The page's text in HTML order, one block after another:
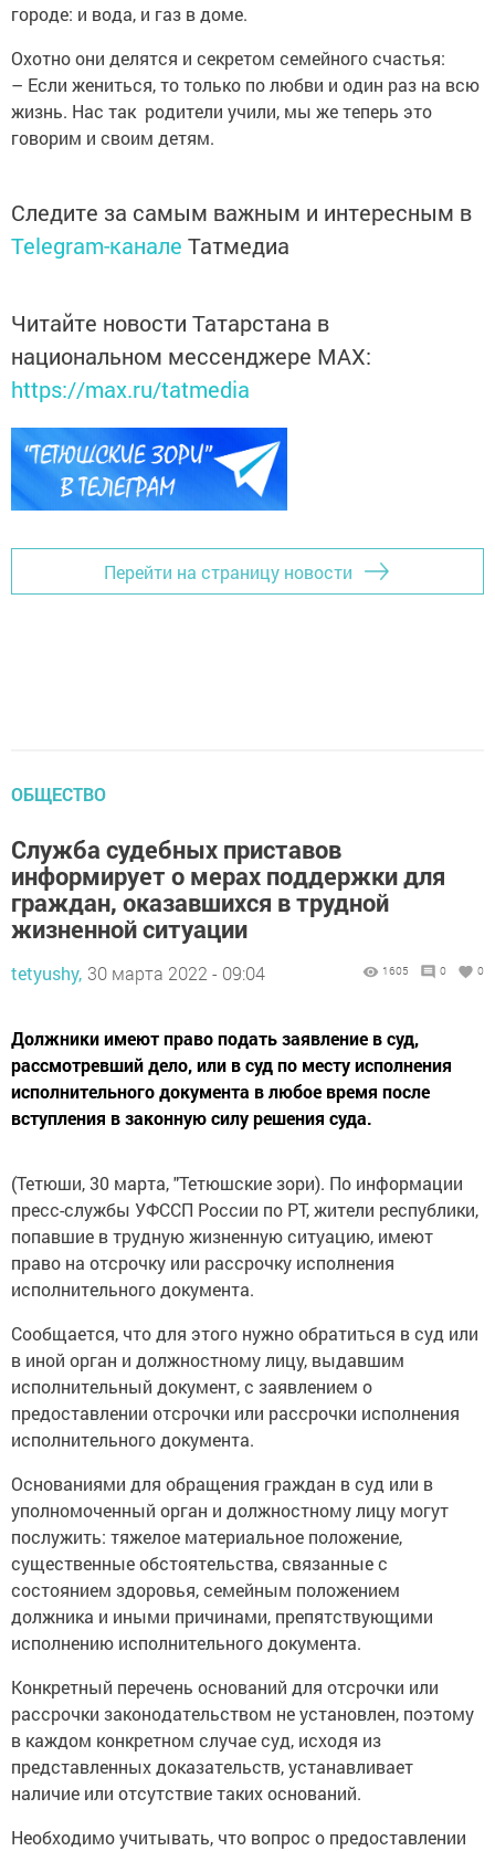
городе: и вода, и газ в доме.
Охотно они делятся и секретом семейного счастья:
– Если жениться, то только по любви и один раз на всю
жизнь. Нас так родители учили, мы же теперь это
говорим и ­своим детям.
Следите за самым важным и интересным в
Telegram-канале Татмедиа
Читайте новости Татарстана в
национальном мессенджере MАХ:
https://max.ru/tatmedia
Перейти на страницу новости
ОБЩЕСТВО
Служба судебных приставов
информирует о мерах поддержки для
граждан, оказавшихся в трудной
жизненной ситуации
tetyushy, 30 марта 2022 - 09:04 1605 0 0
Должники имеют право подать заявление в суд,
рассмотревший дело, или в суд по месту исполнения
исполнительного документа в любое время после
вступления в законную силу решения суда.
(Тетюши, 30 марта, "Тетюшские зори). По информации
пресс-службы УФССП России по РТ, жители республики,
попавшие в трудную жизненную ситуацию, имеют
право на отсрочку или рассрочку исполнения
исполнительного документа.
Сообщается, что для этого нужно обратиться в суд или
в иной орган и должностному лицу, выдавшим
исполнительный документ, с заявлением о
предоставлении отсрочки или рассрочки исполнения
исполнительного документа.
Основаниями для обращения граждан в суд или в
уполномоченный орган и должностному лицу могут
послужить: тяжелое материальное положение,
существенные обстоятельства, связанные с
состоянием здоровья, семейным положением
должника и иными причинами, препятствующими
исполнению исполнительного документа.
Конкретный перечень оснований для отсрочки или
рассрочки законодательством не установлен, поэтому
в каждом конкретном случае суд, исходя из
представленных доказательств, устанавливает
наличие или отсутствие таких оснований.
Необходимо учитывать, что вопрос о предоставлении